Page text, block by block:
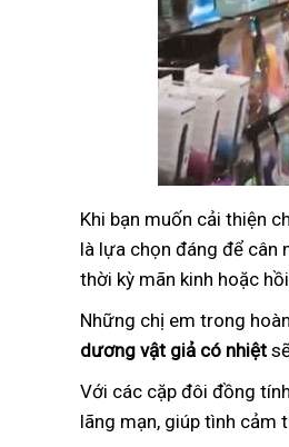
Khi bạn muốn cải thiện
là lựa chọn đáng để cân
thời kỳ mãn kinh hoặc
Những chị em trong
dương vật giả có nhiệt
Với các cặp đôi đồng
lãng mạn, giúp tình cảm